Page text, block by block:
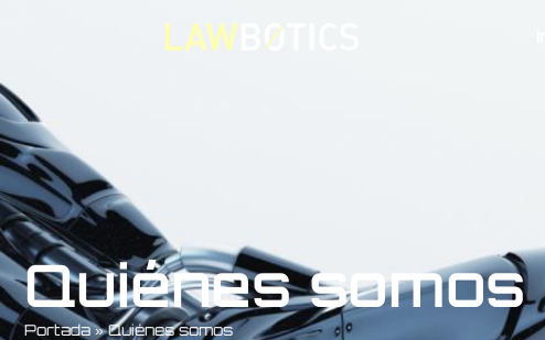
Quiénes somos
Portada»Quiénes somos